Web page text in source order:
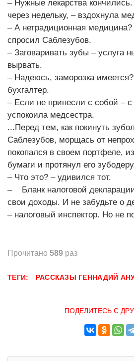
– Нужные лекарства
через недельку, – вздохнула
– А нетрадиционная
спросил Саблезубов.
– Заговаривать зубы – услуга
вырвать.
– Надеюсь, заморозка
бухгалтер.
– Если не принесли с собой –
успокоила медсестра.
...Перед тем, как покинуть
Саблезубов, морщась от
покопался в своем портфеле,
бумаги и протянул его
– Что это? – удивился тот.
– Бланк налоговой
свои доходы. И не забудьте о
– налоговый инспектор. Но не
Прочитано 589 раз
ТЕГИ: РАССКАЗЫ ГЕННАДИЙ
ПОДЕЛИТЕСЬ С